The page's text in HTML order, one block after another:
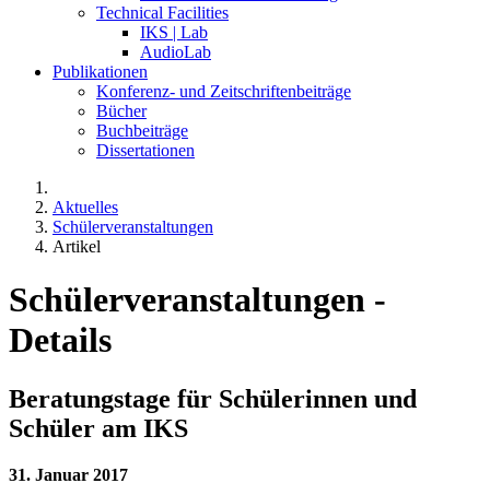
Technical Facilities
IKS | Lab
AudioLab
Publikationen
Konferenz- und Zeitschriftenbeiträge
Bücher
Buchbeiträge
Dissertationen
Aktuelles
Schülerveranstaltungen
Artikel
Schülerveranstaltungen -
Details
Beratungstage für Schülerinnen und
Schüler am IKS
31. Januar 2017